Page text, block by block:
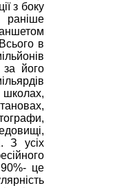
з боку
в
за його
З усіх
це